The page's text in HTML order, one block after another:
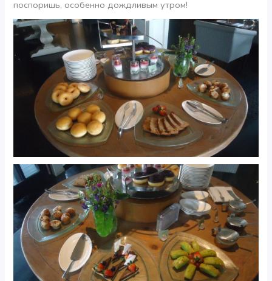
поспоришь, особенно дождливым утром!